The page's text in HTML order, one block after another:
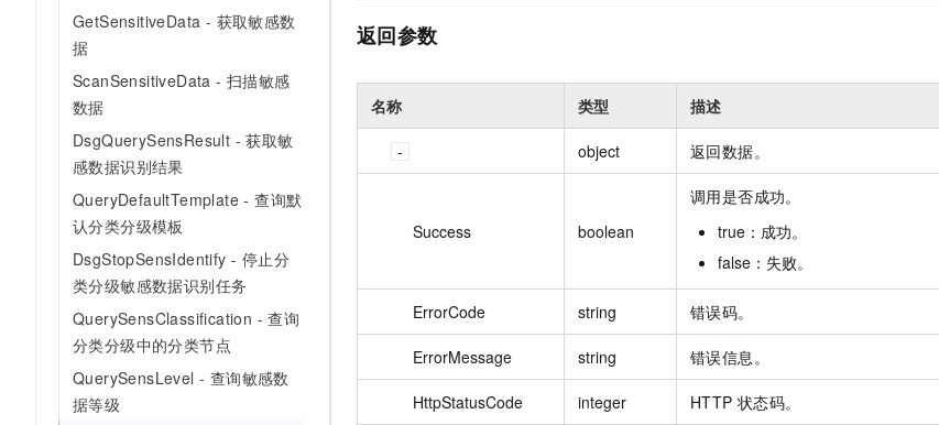
GetSensitiveData - 获取敏感数
据
ScanSensitiveData - 扫描敏感
数据
DsgQuerySensResult - 获取敏
感数据识别结果
QueryDefaultTemplate - 查询默
认分类分级模板
DsgStopSensIdentify - 停止分
类分级敏感数据识别任务
QuerySensClassification - 查询
分类分级中的分类节点
QuerySensLevel - 查询敏感数
据等级
返回参数
名称 类型 描述
object 返回数据。
Success boolean
调用是否成功。
true：成功。
false：失败。
ErrorCode string 错误码。
ErrorMessage string 错误信息。
HttpStatusCode integer HTTP 状态码。